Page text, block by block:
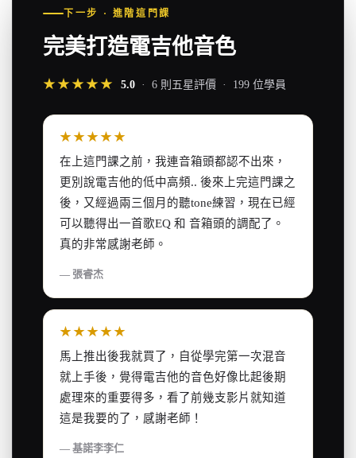
下一步 · 進階這門課
完美打造電吉他音色
★★★★★ 5.0 · 6 則五星評價 · 199 位學員
★★★★★
在上這門課之前，我連音箱頭都認不出來，
更別說電吉他的低中高頻.. 後來上完這門課之
後，又經過兩三個月的聽tone練習，現在已經
可以聽得出一首歌EQ 和 音箱頭的調配了。
真的非常感謝老師。
— 張睿杰
★★★★★
馬上推出後我就買了，自從學完第一次混音
就上手後，覺得電吉他的音色好像比起後期
處理來的重要得多，看了前幾支影片就知道
這是我要的了，感謝老師！
— 基諾李李仁